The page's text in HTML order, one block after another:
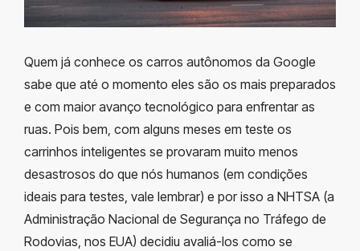
Quem já conhece os carros autônomos da Google
sabe que até o momento eles são os mais preparados
e com maior avanço tecnológico para enfrentar as
ruas. Pois bem, com alguns meses em teste os
carrinhos inteligentes se provaram muito menos
desastrosos do que nós humanos (em condições
ideais para testes, vale lembrar) e por isso a NHTSA (a
Administração Nacional de Segurança no Tráfego de
Rodovias, nos EUA) decidiu avaliá-los como se